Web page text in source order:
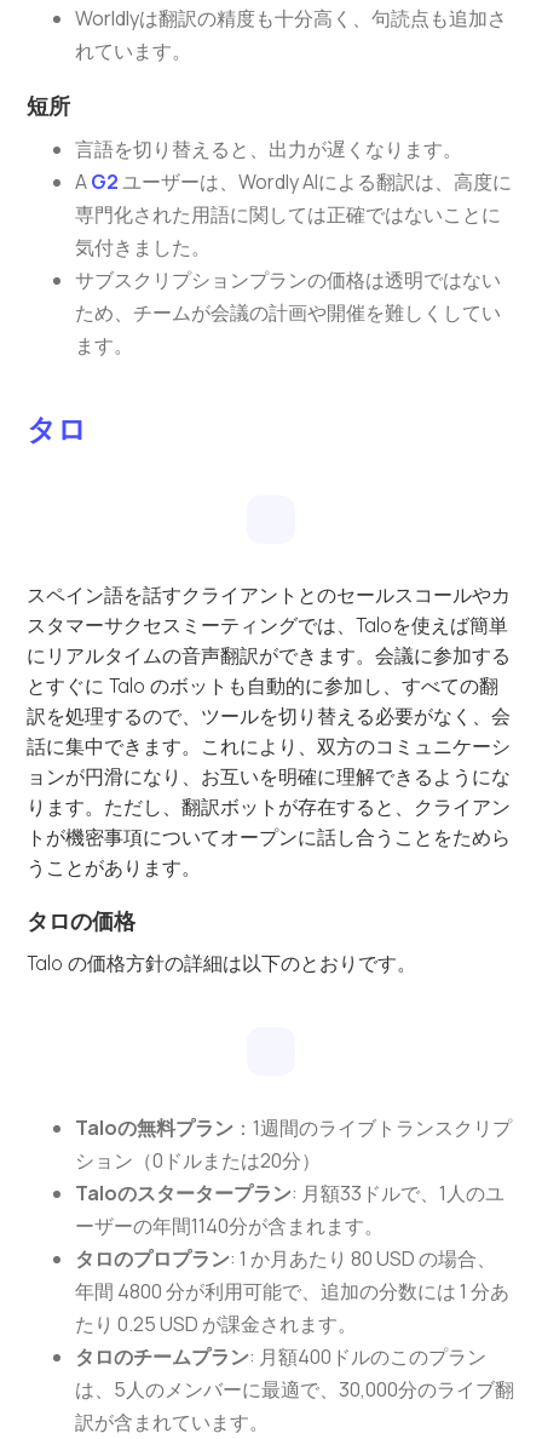
Worldlyは翻訳の精度も十分高く、句読点も追加さ
れています。
短所
言語を切り替えると、出力が遅くなります。
AG2ユーザーは、Wordly AIによる翻訳は、高度に
専門化された用語に関しては正確ではないことに
気付きました。
サブスクリプションプランの価格は透明ではない
ため、チームが会議の計画や開催を難しくしてい
ます。
タロ
スペイン語を話すクライアントとのセールスコールやカ
スタマーサクセスミーティングでは、Taloを使えば簡単
にリアルタイムの音声翻訳ができます。会議に参加する
とすぐに Talo のボットも自動的に参加し、すべての翻
訳を処理するので、ツールを切り替える必要がなく、会
話に集中できます。これにより、双方のコミュニケーシ
ョンが円滑になり、お互いを明確に理解できるようにな
ります。ただし、翻訳ボットが存在すると、クライアン
トが機密事項についてオープンに話し合うことをためら
うことがあります。
タロの価格
Talo の価格方針の詳細は以下のとおりです。
Taloの無料プラン ：1週間のライブトランスクリプ
ション（0ドルまたは20分）
Taloのスタータープラン: 月額33ドルで、1人のユ
ーザーの年間1140分が含まれます。
タロのプロプラン: 1 か月あたり 80 USD の場合、
年間 4800 分が利用可能で、追加の分数には 1 分あ
たり 0.25 USD が課金されます。
タロのチームプラン: 月額400ドルのこのプラン
は、5人のメンバーに最適で、30,000分のライブ翻
訳が含まれています。